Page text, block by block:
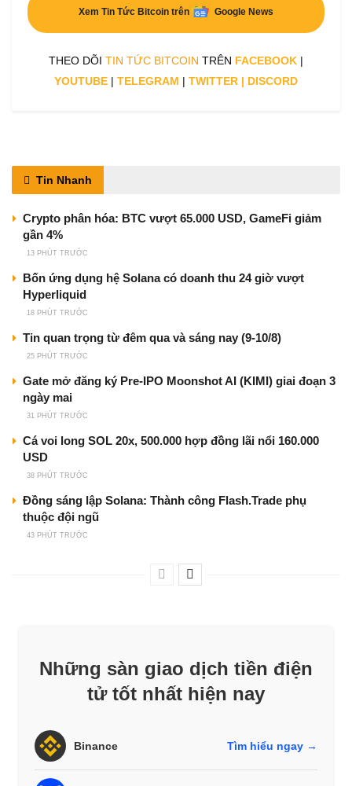
Xem Tin Tức Bitcoin trên Google News
THEO DÕI TIN TỨC BITCOIN TRÊN FACEBOOK |
YOUTUBE | TELEGRAM | TWITTER | DISCORD
Tin Nhanh
Crypto phân hóa: BTC vượt 65.000 USD, GameFi giảm
gần 4%
13 PHÚT TRƯỚC
Bốn ứng dụng hệ Solana có doanh thu 24 giờ vượt
Hyperliquid
18 PHÚT TRƯỚC
Tin quan trọng từ đêm qua và sáng nay (9-10/8)
25 PHÚT TRƯỚC
Gate mở đăng ký Pre-IPO Moonshot AI (KIMI) giai đoạn 3
ngày mai
31 PHÚT TRƯỚC
Cá voi long SOL 20x, 500.000 hợp đồng lãi nổi 160.000
USD
38 PHÚT TRƯỚC
Đồng sáng lập Solana: Thành công Flash.Trade phụ
thuộc đội ngũ
43 PHÚT TRƯỚC
Những sàn giao dịch tiền điện
tử tốt nhất hiện nay
Binance Tìm hiểu ngay →